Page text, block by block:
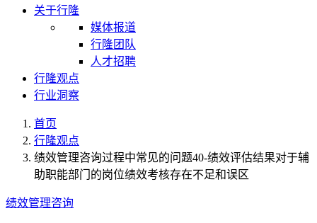
关于行隆
媒体报道
行隆团队
人才招聘
行隆观点
行业洞察
首页
行隆观点
绩效管理咨询过程中常见的问题40-绩效评估结果对于辅
助职能部门的岗位绩效考核存在不足和误区
绩效管理咨询